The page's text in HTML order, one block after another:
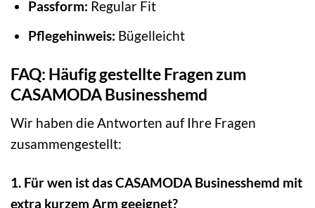
Passform: Regular Fit
Pflegehinweis: Bügelleicht
FAQ: Häufig gestellte Fragen zum
CASAMODA Businesshemd
Wir haben die Antworten auf Ihre Fragen
zusammengestellt:
1. Für wen ist das CASAMODA Businesshemd mit
extra kurzem Arm geeignet?